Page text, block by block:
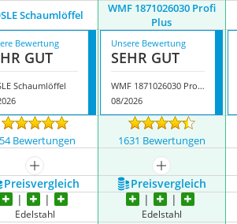
Schaumlöffel
WMF 1871026030 Profi
Plus
Bewertung
GUT
Schaumlöffel
Unsere Bewertung
SEHR GUT
WMF 1871026030 Profi Plus
08/2026
Bewertungen 1631 Bewertungen
mehr anzeigen mehr anzeigen
Preis­vergleich Preis­vergleich
Edelstahl Edelstahl